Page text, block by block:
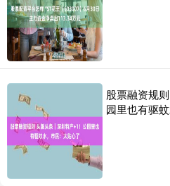
股票融资规
园里也有驱